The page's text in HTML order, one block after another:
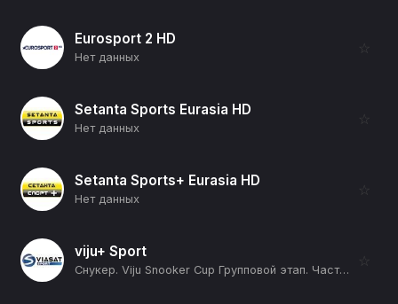
Eurosport 2 HD
Нет данных
☆
Setanta Sports Eurasia HD
Нет данных
☆
Setanta Sports+ Eurasia HD
Нет данных
☆
viju+ Sport
Снукер. Viju Snooker Cup Групповой этап. Часть 9. Группа A. Группа B. Андрей Гладык - Арсений Королев. Микаэл Нерсисян - Иван Каковский (12+)
☆